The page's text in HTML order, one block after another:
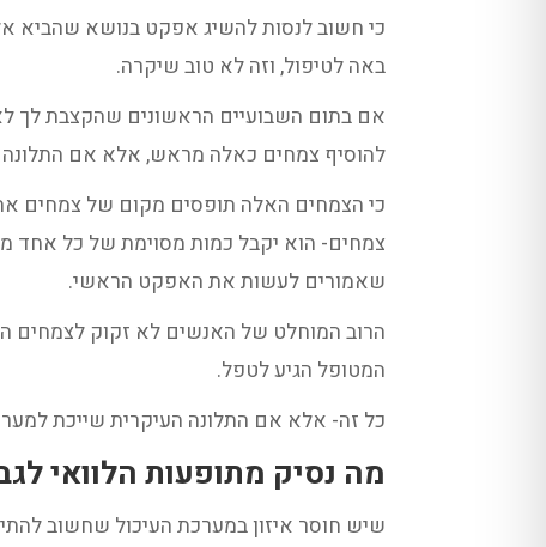
כי חשוב לנסות להשיג אפקט בנושא שהביא
באה לטיפול, וזה לא טוב שיקרה.
אם בתום השבועיים הראשונים שהקצבת לך לא
להוסיף צמחים כאלה מראש, אלא אם התלונה
שאמורים לעשות את האפקט הראשי.
הרוב המוחלט של האנשים לא זקוק לצמחים
המטופל הגיע לטפל.
כל זה- אלא אם התלונה העיקרית שייכת
מה נסיק מתופעות הלוואי
שיש חוסר איזון במערכת העיכול שחשוב